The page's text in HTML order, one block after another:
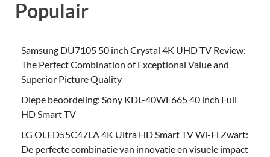
Populair
Samsung DU7105 50 inch Crystal 4K UHD TV Review:
The Perfect Combination of Exceptional Value and
Superior Picture Quality
Diepe beoordeling: Sony KDL-40WE665 40 inch Full
HD Smart TV
LG OLED55C47LA 4K Ultra HD Smart TV Wi-Fi Zwart:
De perfecte combinatie van innovatie en visuele impact